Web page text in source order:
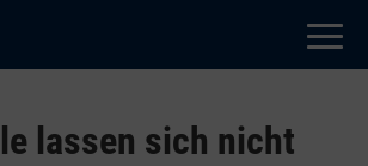
lassen sich nicht